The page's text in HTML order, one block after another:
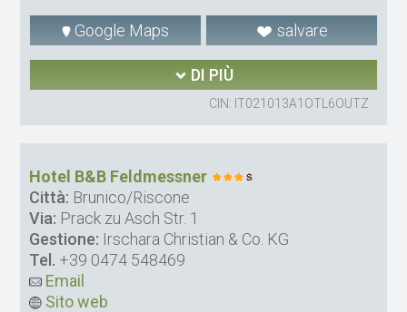
Google Maps salvare
DI PIÙ
CIN: IT021013A1OTL6OUTZ
Hotel B&B Feldmessner
Città: Brunico/Riscone
Via: Prack zu Asch Str. 1
Gestione: Irschara Christian & Co. KG
Tel. +39 0474 548469
Email
Sito web